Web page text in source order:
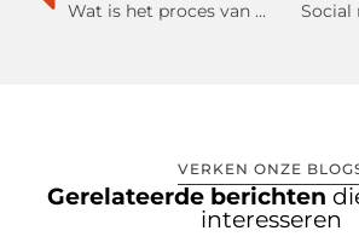
Wat is het proces van het verkopen van uw bedrijfspand? Social
VERKEN ONZE
Gerelateerde berichten
interesseren